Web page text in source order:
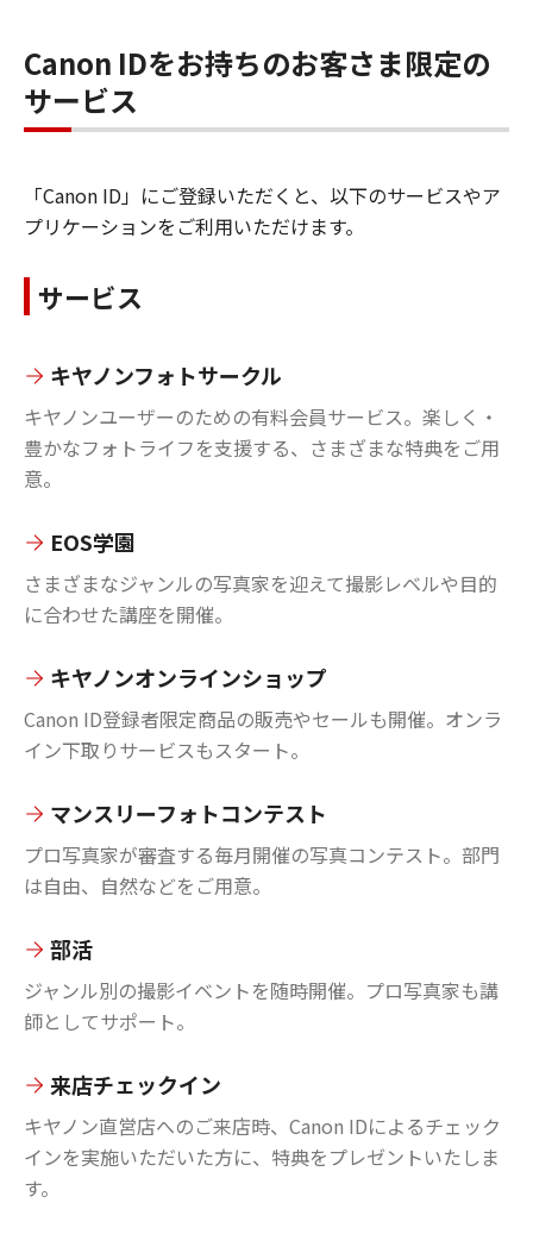
Canon IDをお持ちのお客さま限定の
サービス
「Canon ID」にご登録いただくと、以下のサービスやア
プリケーションをご利用いただけます。
サービス
キヤノンフォトサークル
キヤノンユーザーのための有料会員サービス。楽しく・
豊かなフォトライフを支援する、さまざまな特典をご用
意。
EOS学園
さまざまなジャンルの写真家を迎えて撮影レベルや目的
に合わせた講座を開催。
キヤノンオンラインショップ
Canon ID登録者限定商品の販売やセールも開催。オンラ
イン下取りサービスもスタート。
マンスリーフォトコンテスト
プロ写真家が審査する毎月開催の写真コンテスト。部門
は自由、自然などをご用意。
部活
ジャンル別の撮影イベントを随時開催。プロ写真家も講
師としてサポート。
来店チェックイン
キヤノン直営店へのご来店時、Canon IDによるチェック
インを実施いただいた方に、特典をプレゼントいたしま
す。